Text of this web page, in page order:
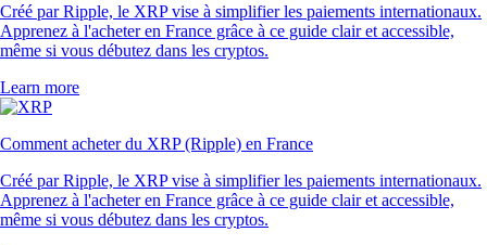
Créé par Ripple, le XRP vise à simplifier les paiements internationaux.
Apprenez à l'acheter en France grâce à ce guide clair et accessible,
même si vous débutez dans les cryptos.
Learn more
Comment acheter du XRP (Ripple) en France
Créé par Ripple, le XRP vise à simplifier les paiements internationaux.
Apprenez à l'acheter en France grâce à ce guide clair et accessible,
même si vous débutez dans les cryptos.